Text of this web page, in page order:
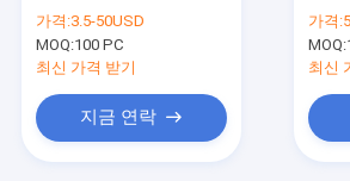
소식
케이스
가격:3.5-50USD
MOQ:100 PC
최신 가격 받기
지금 연락
가격:
MOQ:
최신